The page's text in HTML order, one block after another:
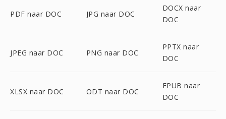
PDF naar DOC JPG naar DOC
DOCX naar
DOC
JPEG naar DOC PNG naar DOC
PPTX naar
DOC
XLSX naar DOC ODT naar DOC
EPUB naar
DOC